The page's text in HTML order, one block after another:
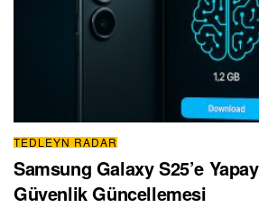
TEDLEYN RADAR
Samsung Galaxy S25’e
Güvenlik Güncellemesi